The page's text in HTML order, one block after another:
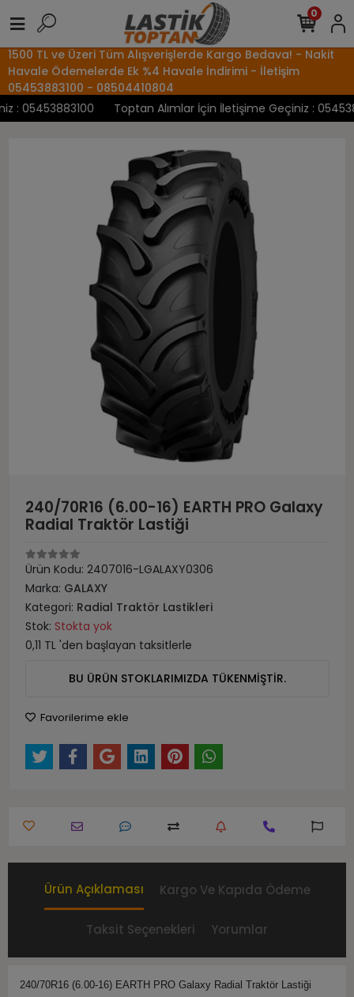
1500 TL ve Üzeri Tüm Alışverişlerde Kargo Bedava! - Nakit
Havale Ödemelerde Ek %4 Havale İndirimi - İletişim
05453883100 - 08504410804
05453883100
Toptan Alımlar İçin İletişime Geçiniz :
0
240/70R16 (6.00-16) EARTH PRO Galaxy
Radial Traktör Lastiği
Ürün Kodu: 2407016-LGALAXY0306
Marka: GALAXY
Kategori: Radial Traktör Lastikleri
Stok: Stokta yok
0,11 TL 'den başlayan taksitlerle
BU ÜRÜN STOKLARIMIZDA TÜKENMİŞTİR.
Favorilerime ekle
Ürün Açıklaması Kargo Ve Kapıda Ödeme
Taksit Seçenekleri Yorumlar
240/70R16 (6.00-16) EARTH PRO Galaxy Radial Traktör Lastiği